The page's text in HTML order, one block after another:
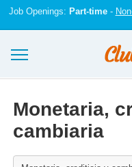
Job Openings: Part-time-
Registrarse
Iniciar sesión
Monetaria,
cambiaria